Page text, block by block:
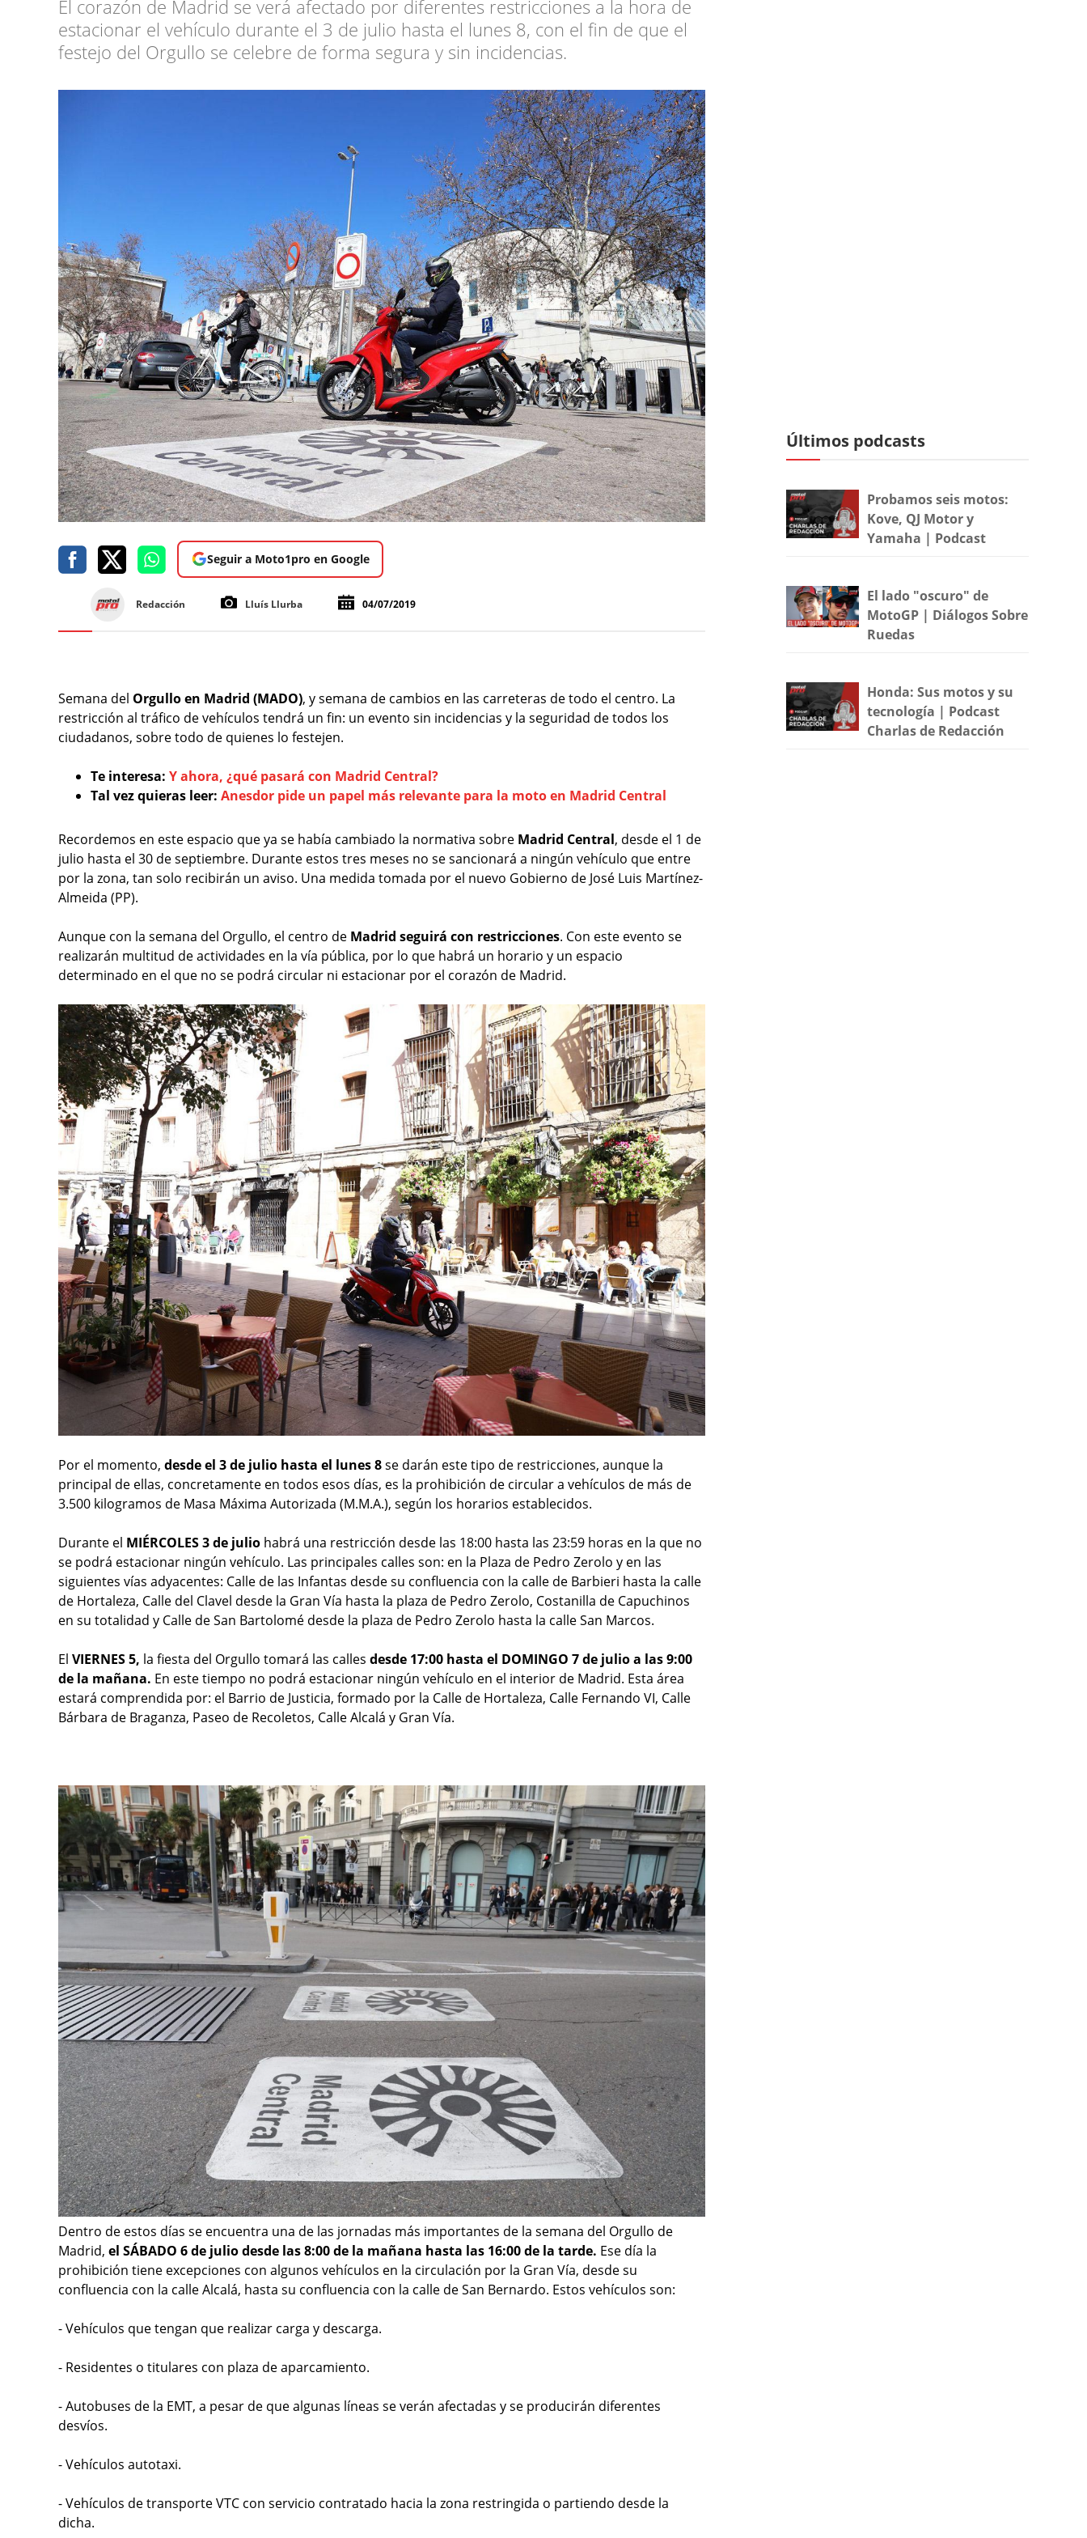
El corazón de Madrid se verá afectado por diferentes restricciones a la hora de
estacionar el vehículo durante el 3 de julio hasta el lunes 8, con el fin de que el
festejo del Orgullo se celebre de forma segura y sin incidencias.
Seguir a Moto1pro en Google
Redacción Lluís Llurba 04/07/2019
Semana del Orgullo en Madrid (MADO), y semana de cambios en las carreteras de todo el centro. La
restricción al tráfico de vehículos tendrá un fin: un evento sin incidencias y la seguridad de todos los
ciudadanos, sobre todo de quienes lo festejen.
Te interesa: Y ahora, ¿qué pasará con Madrid Central?
Tal vez quieras leer: Anesdor pide un papel más relevante para la moto en Madrid Central
Recordemos en este espacio que ya se había cambiado la normativa sobre Madrid Central, desde el 1 de
julio hasta el 30 de septiembre. Durante estos tres meses no se sancionará a ningún vehículo que entre
por la zona, tan solo recibirán un aviso. Una medida tomada por el nuevo Gobierno de José Luis Martínez-
Almeida (PP).
Aunque con la semana del Orgullo, el centro de Madrid seguirá con restricciones. Con este evento se
realizarán multitud de actividades en la vía pública, por lo que habrá un horario y un espacio
determinado en el que no se podrá circular ni estacionar por el corazón de Madrid.
Por el momento, desde el 3 de julio hasta el lunes 8se darán este tipo de restricciones, aunque la
principal de ellas, concretamente en todos esos días, es la prohibición de circular a vehículos de más de
3.500 kilogramos de Masa Máxima Autorizada (M.M.A.), según los horarios establecidos.
Durante el MIÉRCOLES 3 de julio habrá una restricción desde las 18:00 hasta las 23:59 horas en la que no
se podrá estacionar ningún vehículo. Las principales calles son: en la Plaza de Pedro Zerolo y en las
siguientes vías adyacentes: Calle de las Infantas desde su confluencia con la calle de Barbieri hasta la calle
de Hortaleza, Calle del Clavel desde la Gran Vía hasta la plaza de Pedro Zerolo, Costanilla de Capuchinos
en su totalidad y Calle de San Bartolomé desde la plaza de Pedro Zerolo hasta la calle San Marcos.
El VIERNES 5, la fiesta del Orgullo tomará las calles desde 17:00 hasta el DOMINGO 7 de julio a las 9:00
de la mañana. En este tiempo no podrá estacionar ningún vehículo en el interior de Madrid. Esta área
estará comprendida por: el Barrio de Justicia, formado por la Calle de Hortaleza, Calle Fernando VI, Calle
Bárbara de Braganza, Paseo de Recoletos, Calle Alcalá y Gran Vía.
Dentro de estos días se encuentra una de las jornadas más importantes de la semana del Orgullo de
Madrid, el SÁBADO 6 de julio desde las 8:00 de la mañana hasta las 16:00 de la tarde. Ese día la
prohibición tiene excepciones con algunos vehículos en la circulación por la Gran Vía, desde su
confluencia con la calle Alcalá, hasta su confluencia con la calle de San Bernardo. Estos vehículos son:
- Vehículos que tengan que realizar carga y descarga.
- Residentes o titulares con plaza de aparcamiento.
- Autobuses de la EMT, a pesar de que algunas líneas se verán afectadas y se producirán diferentes
desvíos.
- Vehículos autotaxi.
- Vehículos de transporte VTC con servicio contratado hacia la zona restringida o partiendo desde la
dicha.
Últimos podcasts
Probamos seis motos:
Kove, QJ Motor y
Yamaha | Podcast
El lado "oscuro" de
MotoGP | Diálogos Sobre
Ruedas
Honda: Sus motos y su
tecnología | Podcast
Charlas de Redacción